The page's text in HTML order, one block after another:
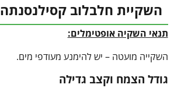
השקיית חלבלוב קסילנסנתה
תנאי השקיה אופטימלים:
השקייה מועטה – יש להימנע מעודפי מים.
גודל הצמח וקצב גדילה